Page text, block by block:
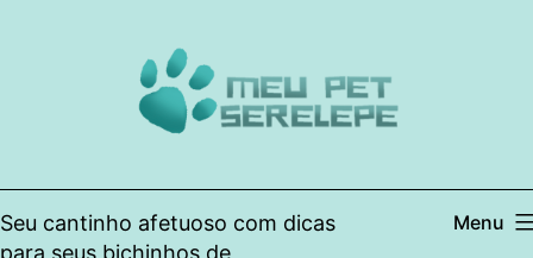
Seu cantinho afetuoso com dicas
para seus bichinhos de
Menu